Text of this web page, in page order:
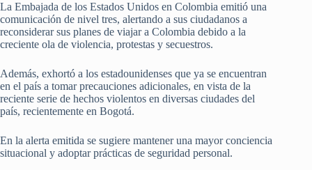
La Embajada de los Estados Unidos en Colombia emitió una
comunicación de nivel tres, alertando a sus ciudadanos a
reconsiderar sus planes de viajar a Colombia debido a la
creciente ola de violencia, protestas y secuestros.
Además, exhortó a los estadounidenses que ya se encuentran
en el país a tomar precauciones adicionales, en vista de la
reciente serie de hechos violentos en diversas ciudades del
país, recientemente en Bogotá.
En la alerta emitida se sugiere mantener una mayor conciencia
situacional y adoptar prácticas de seguridad personal.